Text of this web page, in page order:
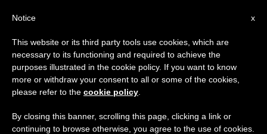
سينودس العائلة يعرض التحديات التي
تمنع العائلات من التبشير
x
Notice
This website or its third party tools use cookies, which are
necessary to its functioning and required to achieve the
purposes illustrated in the cookie policy. If you want to know
more or withdraw your consent to all or some of the cookies,
please refer to the cookie policy
By closing this banner, scrolling this page, clicking a link or
continuing to browse otherwise, you agree to the use of cookies.